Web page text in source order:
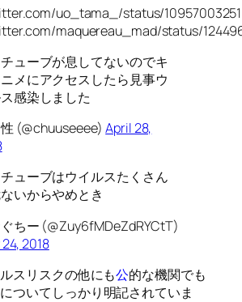
uo_tama_/status/
maquereau_mad/status/
ューブが息してないのでキ
メにアクセスしたら見事ウ
感染しました
(@chuuseeee)April 28,
ューブはウイルスたくさん
いからやめとき
ちー (@Zuy6fMDeZdRYCtT)
2018
スリスクの他にも公的な機関でも
ついてしっかり明記されていま